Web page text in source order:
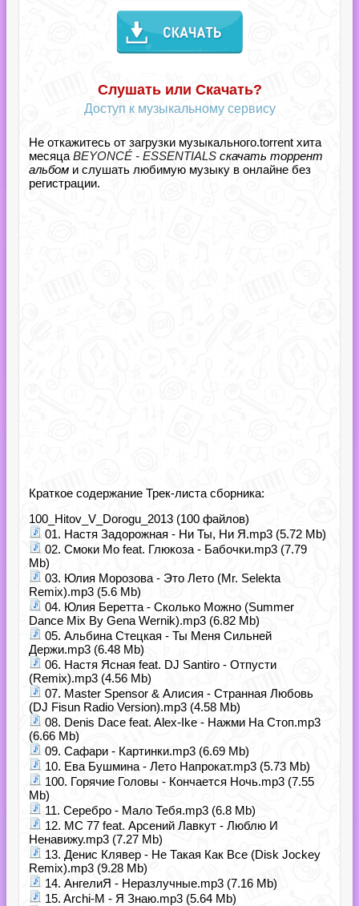
Слушать или Скачать?
Доступ к музыкальному сервису
Не откажитесь от загрузки музыкального.torrent хита
месяца BEYONCÉ - ESSENTIALS скачать торрент
альбом и слушать любимую музыку в онлайне без
регистрации.
Краткое содержание Трек-листа сборника:
100_Hitov_V_Dorogu_2013 (100 файлов)
01. Настя Задорожная - Ни Ты, Ни Я.mp3 (5.72 Mb)
02. Смоки Мо feat. Глюкоза - Бабочки.mp3 (7.79
Mb)
03. Юлия Морозова - Это Лето (Mr. Selekta
Remix).mp3 (5.6 Mb)
04. Юлия Беретта - Сколько Можно (Summer
Dance Mix By Gena Wernik).mp3 (6.82 Mb)
05. Альбина Стецкая - Ты Меня Сильней
Держи.mp3 (6.48 Mb)
06. Настя Ясная feat. DJ Santiro - Отпусти
(Remix).mp3 (4.56 Mb)
07. Master Spensor & Алисия - Странная Любовь
(DJ Fisun Radio Version).mp3 (4.58 Mb)
08. Denis Dace feat. Alex-Ike - Нажми На Стоп.mp3
(6.66 Mb)
09. Сафари - Картинки.mp3 (6.69 Mb)
10. Ева Бушмина - Лето Напрокат.mp3 (5.73 Mb)
100. Горячие Головы - Кончается Ночь.mp3 (7.55
Mb)
11. Серебро - Мало Тебя.mp3 (6.8 Mb)
12. MC 77 feat. Арсений Лавкут - Люблю И
Ненавижу.mp3 (7.27 Mb)
13. Денис Клявер - Не Такая Как Все (Disk Jockey
Remix).mp3 (9.28 Mb)
14. АнгелиЯ - Неразлучные.mp3 (7.16 Mb)
15. Archi-M - Я Знаю.mp3 (5.64 Mb)